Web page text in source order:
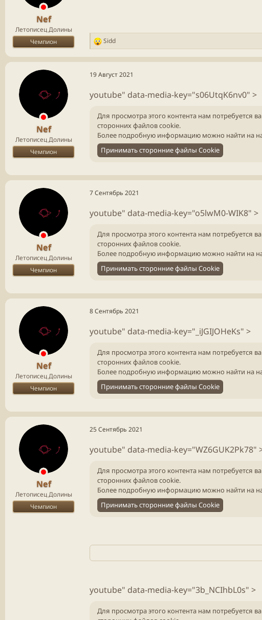
Nef
Летописец Долины
Чемпион
Р
а
к
и
Sidd
Nef
Летописец Долины
Чемпион
19 Август 2021
youtube" data-media-key="s06UtqK6nv0" >
Для просмотра этого контента нам потребуется
сторонних файлов cookie.
Более подробную информацию можно найти на
Принимать сторонние файлы Cookie
Nef
Летописец Долины
Чемпион
7 Сентябрь 2021
youtube" data-media-key="o5lwM0-WIK8" >
Для просмотра этого контента нам потребуется
сторонних файлов cookie.
Более подробную информацию можно найти на
Принимать сторонние файлы Cookie
Nef
Летописец Долины
Чемпион
8 Сентябрь 2021
youtube" data-media-key="_iJGIJOHeKs" >
Для просмотра этого контента нам потребуется
сторонних файлов cookie.
Более подробную информацию можно найти на
Принимать сторонние файлы Cookie
Nef
Летописец Долины
Чемпион
25 Сентябрь 2021
youtube" data-media-key="WZ6GUK2Pk78"
Для просмотра этого контента нам потребуется
сторонних файлов cookie.
Более подробную информацию можно найти на
Принимать сторонние файлы Cookie
youtube" data-media-key="3b_NCIhbL0s" >
Для просмотра этого контента нам потребуется